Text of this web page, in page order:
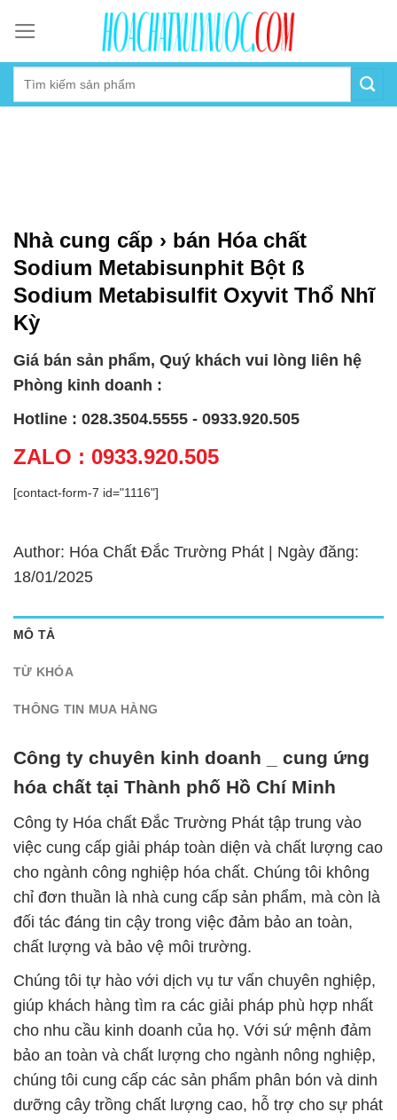
content
Nhà cung cấp › bán Hóa chất
Sodium Metabisunphit Bột ß
Sodium Metabisulfit Oxyvit Thổ Nhĩ
Kỳ
Giá bán sản phẩm, Quý khách vui lòng liên hệ
Phòng kinh doanh :
Hotline : 028.3504.5555 - 0933.920.505
ZALO : 0933.920.505
[contact-form-7 id="1116"]
Author: Hóa Chất Đắc Trường Phát | Ngày đăng:
18/01/2025
MÔ TẢ
TỪ KHÓA
THÔNG TIN MUA HÀNG
Công ty chuyên kinh doanh _ cung ứng
hóa chất tại Thành phố Hồ Chí Minh
Công ty Hóa chất Đắc Trường Phát tập trung vào
việc cung cấp giải pháp toàn diện và chất lượng cao
cho ngành công nghiệp hóa chất. Chúng tôi không
chỉ đơn thuần là nhà cung cấp sản phẩm, mà còn là
đối tác đáng tin cậy trong việc đảm bảo an toàn,
chất lượng và bảo vệ môi trường.
Chúng tôi tự hào với dịch vụ tư vấn chuyên nghiệp,
giúp khách hàng tìm ra các giải pháp phù hợp nhất
cho nhu cầu kinh doanh của họ. Với sứ mệnh đảm
bảo an toàn và chất lượng cho ngành nông nghiệp,
chúng tôi cung cấp các sản phẩm phân bón và dinh
dưỡng cây trồng chất lượng cao, hỗ trợ cho sự phát